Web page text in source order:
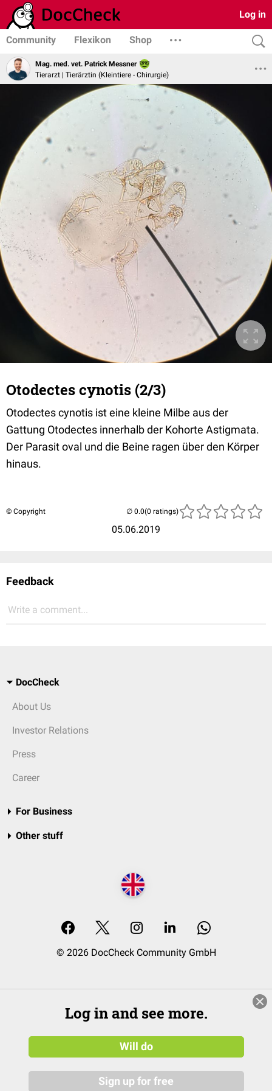
Log in
Community Flexikon Shop
Mag. med. vet. Patrick Messner
Tierarzt | Tierärztin (Kleintiere - Chirurgie)
Otodectes cynotis (2/3)
Otodectes cynotis ist eine kleine Milbe aus der
Gattung Otodectes innerhalb der Kohorte Astigmata.
Der Parasit oval und die Beine ragen über den Körper
hinaus.
© Copyright
05.06.2019
(0 ratings)
Feedback
Write a comment...
DocCheck
About Us
Investor Relations
Press
Career
For Business
Other stuff
© 2026 DocCheck Community GmbH
Log in and see more.
Will do
Sign up for free